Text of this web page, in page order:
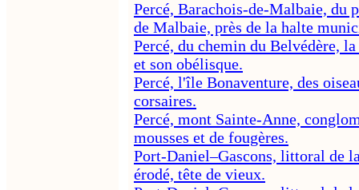
Percé, Barachois-de-Malbaie, du
de Malbaie, près de la halte
Percé, du chemin du Belvédère,
et son obélisque.
Percé, l'île Bonaventure, des
corsaires.
Percé, mont Sainte-Anne,
mousses et de fougères.
Port-Daniel–Gascons, littoral de
érodé, tête de vieux.